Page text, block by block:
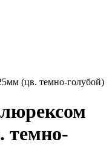
(цв. темно-голубой)
темно-